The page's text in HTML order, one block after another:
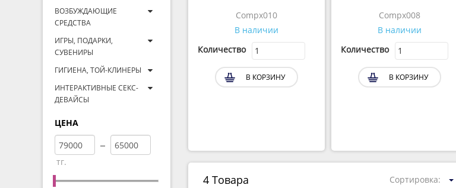
ВОЗБУЖДАЮЩИЕ
СРЕДСТВА
ИГРЫ, ПОДАРКИ,
СУВЕНИРЫ
ГИГИЕНА, ТОЙ-КЛИНЕРЫ
ИНТЕРАКТИВНЫЕ СЕКС-
ДЕВАЙСЫ
ЦЕНА
тг.
Compx010
В наличии
Количество
В КОРЗИНУ
Compx008
В наличии
Количество
В КОРЗИНУ
4 Товара Сортировка: